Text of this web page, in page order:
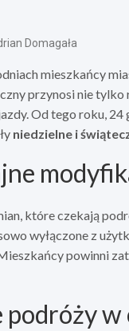
Domagała
mieszkańcy
przynosi nie tylko
Od tego roku, 24
niedzielne i
które czekają
wyłączone z
powinni
podróży